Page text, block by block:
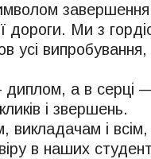
завершення
дороги. Ми з
усі
а в серці —
і звершень.
і всім,
в наших